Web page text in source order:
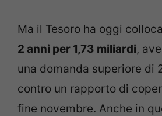
Ma il Tesoro ha oggi
2 anni per 1,73 miliardi,
una domanda superiore di
contro un rapporto di
fine novembre. Anche in